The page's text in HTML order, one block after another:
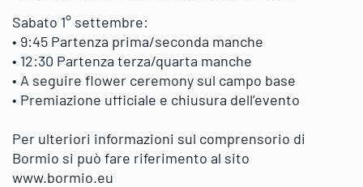
Sabato 1° settembre:
• 9:45 Partenza prima/seconda manche
• 12:30 Partenza terza/quarta manche
• A seguire flower ceremony sul campo base
• Premiazione ufficiale e chiusura dell’evento
Per ulteriori informazioni sul comprensorio di
Bormio si può fare riferimento al sito
www.bormio.eu